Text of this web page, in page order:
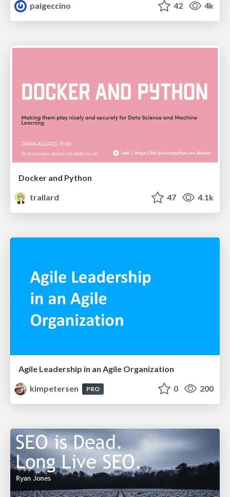
paigeccino
42 4k
Docker and Python
trallard
47 4.1k
Agile Leadership in an Agile Organization
kimpetersen
PRO 0 200